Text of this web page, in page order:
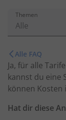
Alle
Themen
Alle FAQ
Ja, für alle
kannst du eine
können Kosten
Hat dir diese